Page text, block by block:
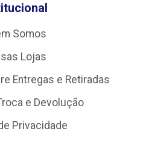
Somos
Lojas
Entregas e Retiradas
e Devolução
Privacidade